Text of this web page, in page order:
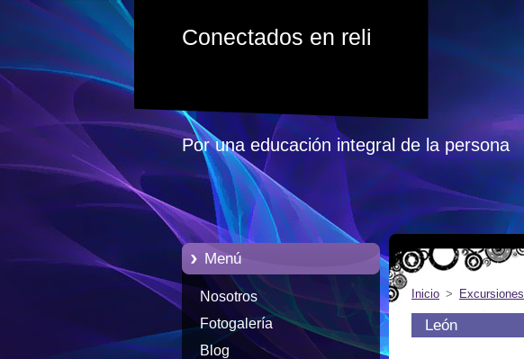
Conectados en reli
Por una educación integral de la persona
Menú
Nosotros
Fotogalería
Blog
Inicio > Excursiones
León